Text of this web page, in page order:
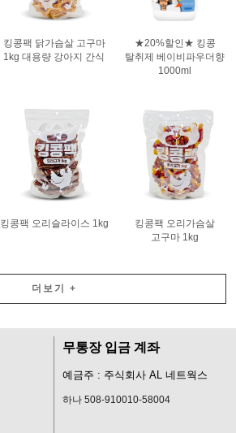
킹콩팩 닭가슴살 고구마
1kg 대용량 강아지 간식
★20%할인★ 킹콩
탈취제 베이비파우더향
1000ml
킹콩팩 오리슬라이스 1kg
킹콩팩 오리가슴살
고구마 1kg
더보기 +
무통장 입금 계좌
예금주 : 주식회사 AL 네트웍스
하나 508-910010-58004